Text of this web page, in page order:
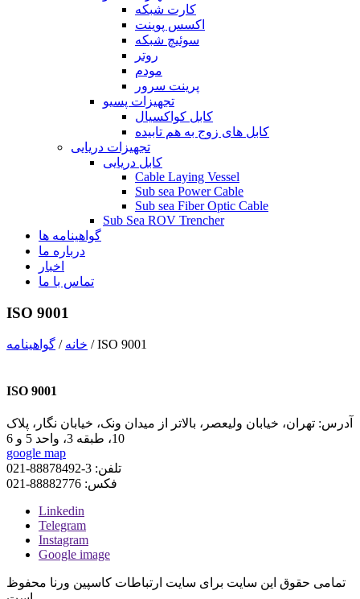
کارت شبکه
اکسس پوینت
سوئیچ شبکه
روتر
مودم
پرینت سرور
تجهیزات پسیو
کابل کواکسیال
کابل های زوج به هم تابیده
تجهیزات دریایی
کابل دریایی
Cable Laying Vessel
Sub sea Power Cable
Sub sea Fiber Optic Cable
Sub Sea ROV Trencher
گواهینامه ها
درباره ما
اخبار
تماس با ما
ISO 9001
خانه / گواهینامه /ISO 9001
ISO 9001
آدرس: تهران، خیابان ولیعصر، بالاتر از میدان ونک، خیابان نگار، پلاک
10، طبقه 3، واحد 5 و 6
google map
تلفن: 3-88878492-021
فکس: 88882776-021
Linkedin
Telegram
Instagram
Google image
تمامی حقوق این سایت برای سایت ارتباطات کاسپین ورنا محفوظ